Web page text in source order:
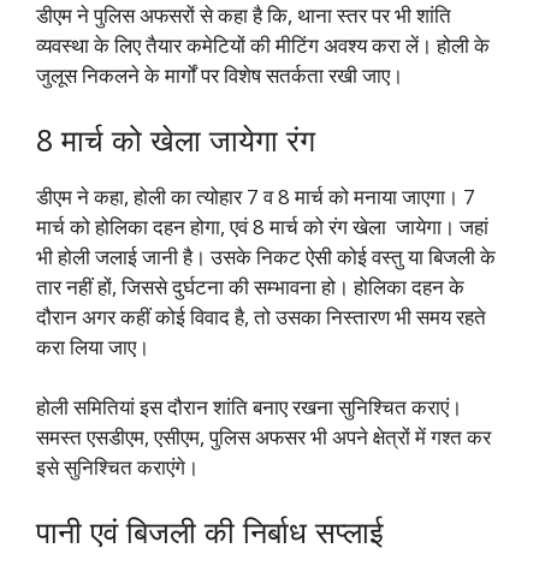
डीएम ने पुलिस अफसरों से कहा है कि, थाना स्तर पर भी शांति
व्यवस्था के लिए तैयार कमेटियों की मीटिंग अवश्य करा लें। होली के
जुलूस निकलने के मार्गों पर विशेष सतर्कता रखी जाए।
8 मार्च को खेला जायेगा रंग
डीएम ने कहा, होली का त्योहार 7 व 8 मार्च को मनाया जाएगा। 7
मार्च को होलिका दहन होगा, एवं 8 मार्च को रंग खेला जायेगा।जहां
भी होली जलाई जानी है। उसके निकट ऐसी कोई वस्तु या बिजली के
तार नहीं हों, जिससे दुर्घटना की सम्भावना हो। होलिका दहन के
दौरान अगर कहीं कोई विवाद है, तो उसका निस्तारण भी समय रहते
करा लिया जाए।
होली समितियां इस दौरान शांति बनाए रखना सुनिश्चित कराएं।
समस्त एसडीएम, एसीएम, पुलिस अफसर भी अपने क्षेत्रों में गश्त कर
इसे सुनिश्चित कराएंगे।
पानी एवं बिजली की निर्बाध सप्लाई